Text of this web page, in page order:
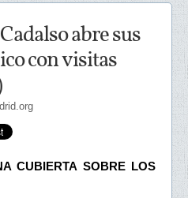
abre sus
con visitas
CUBIERTA SOBRE LOS